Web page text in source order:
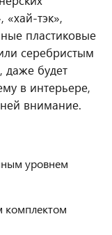
«хай-тэк»,
пластиковые
серебристым
даже будет
в интерьере,
внимание.
уровнем
комплектом